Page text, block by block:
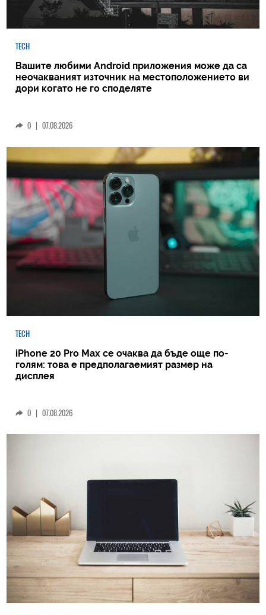
TECH
Вашите любими Android приложения може да са
неочакваният източник на местоположението ви
дори когато не го споделяте
0 | 07.08.2026
TECH
iPhone 20 Pro Max се очаква да бъде още по-
голям: това е предполагаемият размер на
дисплея
0 | 07.08.2026